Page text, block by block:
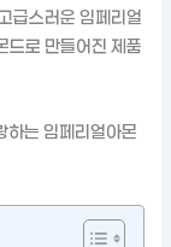
급스러운 임페리얼
드로 만들어진 제품
하는 임페리얼아몬